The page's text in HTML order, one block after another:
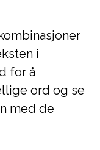
i
for å
ord og se
med de